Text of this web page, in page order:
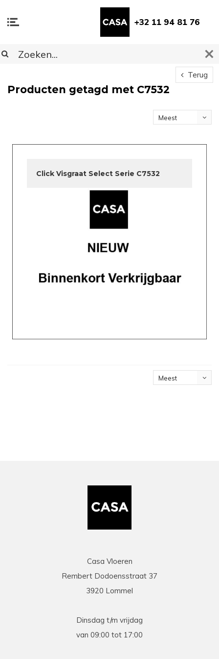
+32 11 94 81 76
Terug
Producten getagd met C7532
Meest
Click Visgraat Select Serie C7532
Meest
Casa Vloeren
Rembert Dodoensstraat 37
3920 Lommel
Dinsdag t/m vrijdag
van 09:00 tot 17:00